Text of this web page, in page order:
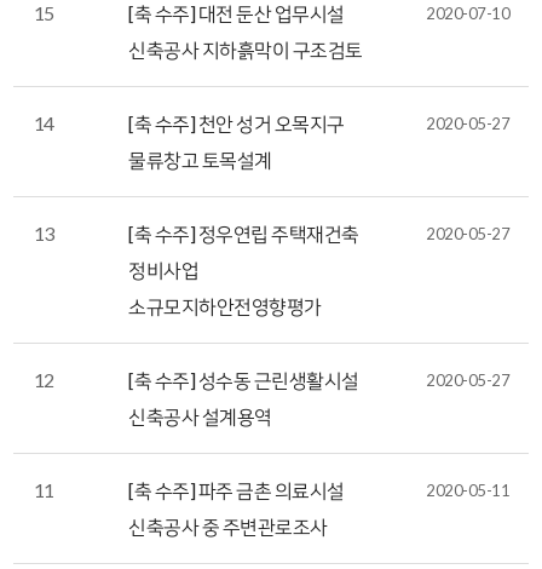
15
[축 수주] 대전 둔산 업무시설
신축공사 지하흙막이 구조검토
2020-07-10
14
[축 수주] 천안 성거 오목지구
물류창고 토목설계
2020-05-27
13
[축 수주] 정우연립 주택재건축
정비사업
소규모지하안전영향평가
2020-05-27
12
[축 수주] 성수동 근린생활시설
신축공사 설계용역
2020-05-27
11
[축 수주] 파주 금촌 의료시설
신축공사 중 주변관로조사
2020-05-11